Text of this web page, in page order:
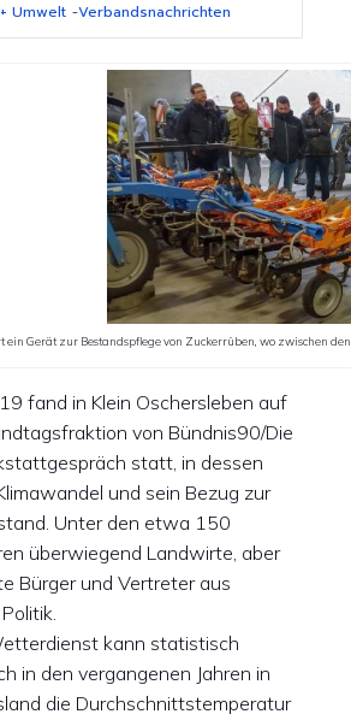
Umwelt -Verbandsnachrichten
ein Gerät zur Bestandspflege von Zuckerrüben, wo zwischen
fand in Klein Oschersleben auf
von Bündnis90/Die
statt, in dessen
und sein Bezug zur
Unter den etwa 150
überwiegend Landwirte, aber
Bürger und Vertreter aus
kann statistisch
in den vergangenen Jahren in
die Durchschnittstemperatur